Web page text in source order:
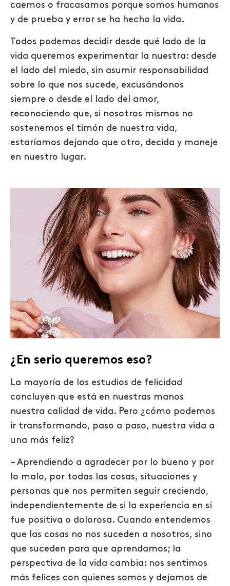
caemos o fracasamos porque somos humanos
y de prueba y error se ha hecho la vida.
Todos podemos decidir desde qué lado de la
vida queremos experimentar la nuestra: desde
el lado del miedo, sin asumir responsabilidad
sobre lo que nos sucede, excusándonos
siempre o desde el lado del amor,
reconociendo que, si nosotros mismos no
sostenemos el timón de nuestra vida,
estaríamos dejando que otro, decida y maneje
en nuestro lugar.
¿En serio queremos eso?
La mayoría de los estudios de felicidad
concluyen que está en nuestras manos
nuestra calidad de vida. Pero ¿cómo podemos
ir transformando, paso a paso, nuestra vida a
una más feliz?
– Aprendiendo a agradecer por lo bueno y por
lo malo, por todas las cosas, situaciones y
personas que nos permiten seguir creciendo,
independientemente de si la experiencia en sí
fue positiva o dolorosa. Cuando entendemos
que las cosas no nos suceden a nosotros, sino
que suceden para que aprendamos; la
perspectiva de la vida cambia: nos sentimos
más felices con quienes somos y dejamos de